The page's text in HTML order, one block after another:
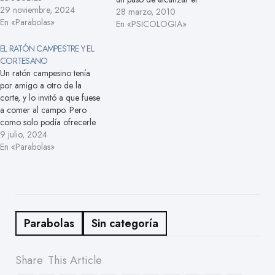
29 noviembre, 2024
En «Parabolas»
éxito? Muy probablemente
¡porque no te quieres y
28 marzo, 2010
En «PSICOLOGIA»
EL RATÓN CAMPESTRE Y EL
CORTESANO
Un ratón campesino tenía
por amigo a otro de la
corte, y lo invitó a que fuese
a comer al campo. Pero
como solo podía ofrecerle
trigo y yerbajos, el ratón
cortesano le dijo: —¿Sabes
9 julio, 2024
En «Parabolas»
Parabolas Sin categoría
Share This Article